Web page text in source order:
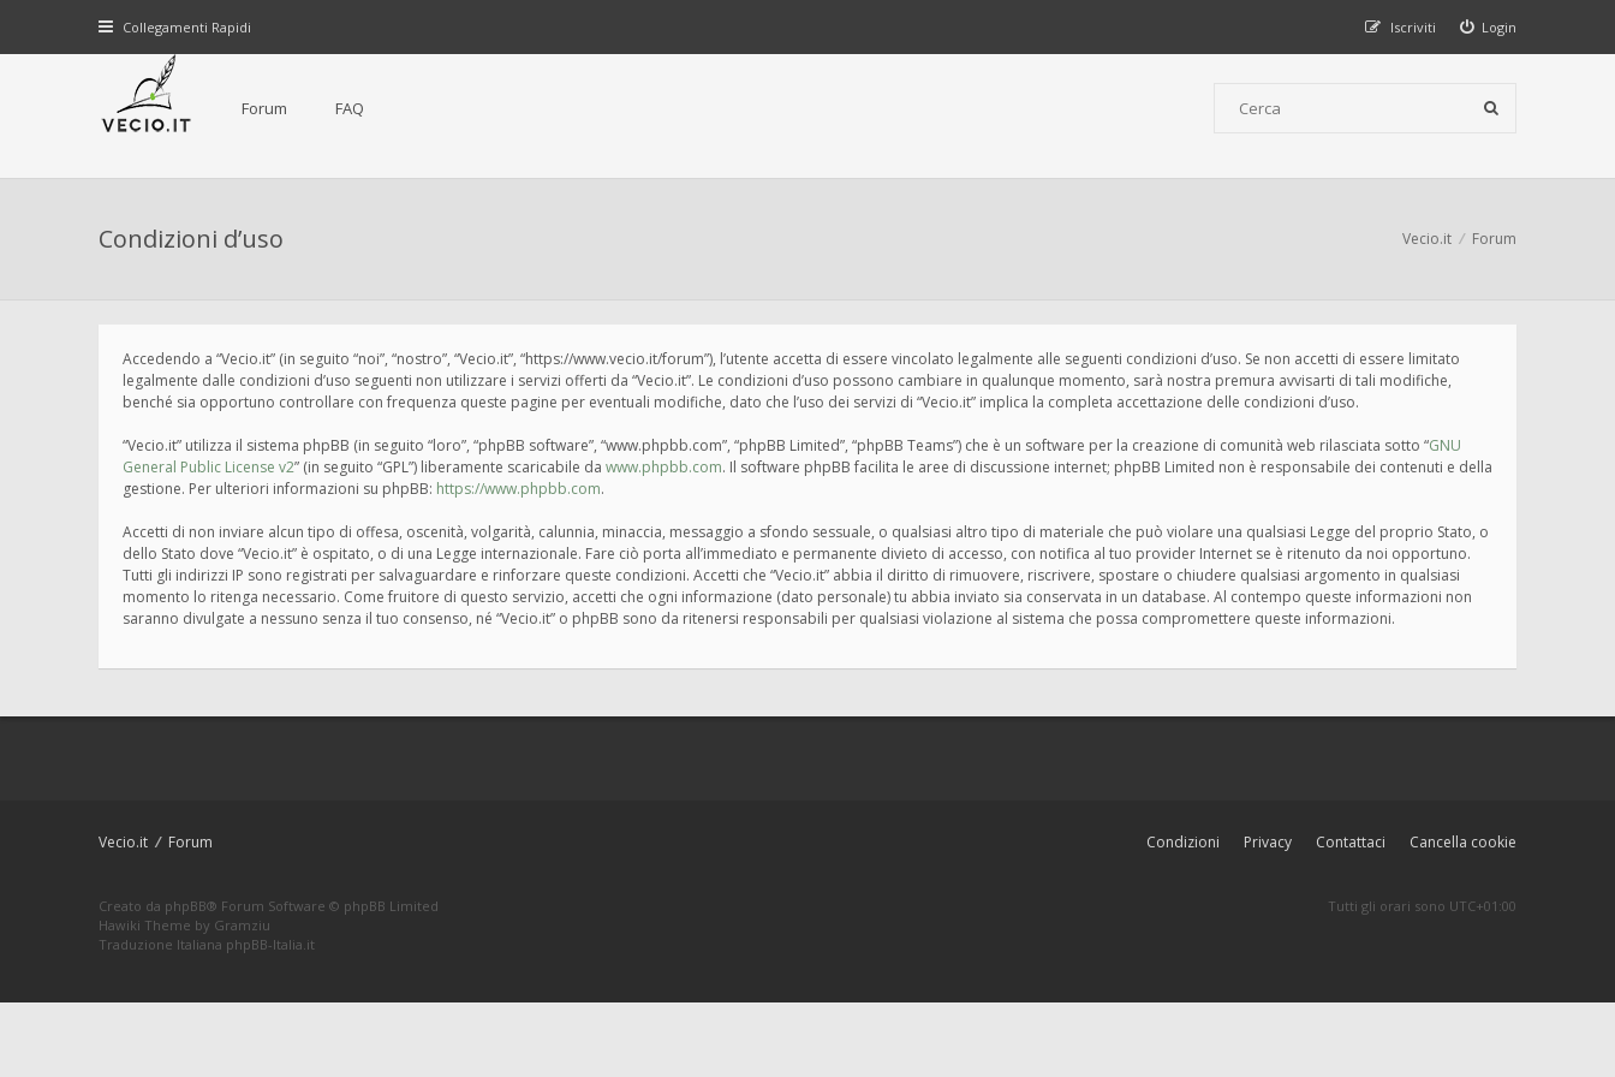
Collegamenti Rapidi Login
Iscriviti
Forum FAQ
Condizioni d’uso Vecio.it Forum
Accedendo a “Vecio.it” (in seguito “noi”, “nostro”, “Vecio.it”, “https://www.vecio.it/forum”), l’utente accetta di essere vincolato legalmente alle seguenti condizioni d’uso. Se non accetti di essere limitato
legalmente dalle condizioni d’uso seguenti non utilizzare i servizi offerti da “Vecio.it”. Le condizioni d’uso possono cambiare in qualunque momento, sarà nostra premura avvisarti di tali modifiche,
benché sia opportuno controllare con frequenza queste pagine per eventuali modifiche, dato che l’uso dei servizi di “Vecio.it” implica la completa accettazione delle condizioni d’uso.
“Vecio.it” utilizza il sistema phpBB (in seguito “loro”, “phpBB software”, “www.phpbb.com”, “phpBB Limited”, “phpBB Teams”) che è un software per la creazione di comunità web rilasciata sotto “GNU
General Public License v2” (in seguito “GPL”) liberamente scaricabile da www.phpbb.com. Il software phpBB facilita le aree di discussione internet; phpBB Limited non è responsabile dei contenuti e della
gestione. Per ulteriori informazioni su phpBB: https://www.phpbb.com.
Accetti di non inviare alcun tipo di offesa, oscenità, volgarità, calunnia, minaccia, messaggio a sfondo sessuale, o qualsiasi altro tipo di materiale che può violare una qualsiasi Legge del proprio Stato, o
dello Stato dove “Vecio.it” è ospitato, o di una Legge internazionale. Fare ciò porta all’immediato e permanente divieto di accesso, con notifica al tuo provider Internet se è ritenuto da noi opportuno.
Tutti gli indirizzi IP sono registrati per salvaguardare e rinforzare queste condizioni. Accetti che “Vecio.it” abbia il diritto di rimuovere, riscrivere, spostare o chiudere qualsiasi argomento in qualsiasi
momento lo ritenga necessario. Come fruitore di questo servizio, accetti che ogni informazione (dato personale) tu abbia inviato sia conservata in un database. Al contempo queste informazioni non
saranno divulgate a nessuno senza il tuo consenso, né “Vecio.it” o phpBB sono da ritenersi responsabili per qualsiasi violazione al sistema che possa compromettere queste informazioni.
Vecio.it Forum Cancella cookie
Contattaci
Privacy
Condizioni
Creato da phpBB® Forum Software © phpBB Limited
Hawiki Theme by Gramziu
Traduzione Italiana phpBB-Italia.it
Tutti gli orari sono UTC+01:00